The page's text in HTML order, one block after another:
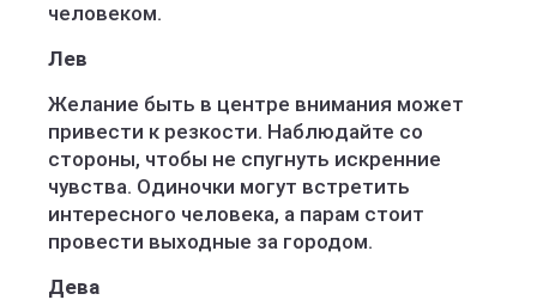
человеком.
Лев
Желание быть в центре внимания может
привести к резкости. Наблюдайте со
стороны, чтобы не спугнуть искренние
чувства. Одиночки могут встретить
интересного человека, а парам стоит
провести выходные за городом.
Дева